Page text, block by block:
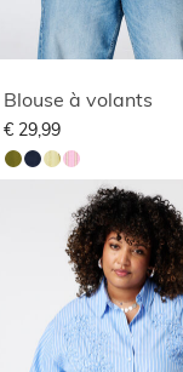
Blouse à volants
€ 29,99